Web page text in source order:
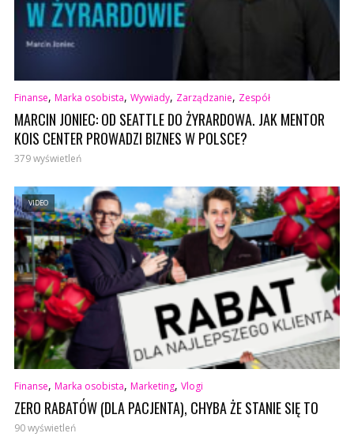
Finanse, Marka osobista, Wywiady, Zarządzanie, Zespół
MARCIN JONIEC: OD SEATTLE DO ŻYRARDOWA. JAK MENTOR
KOIS CENTER PROWADZI BIZNES W POLSCE?
379 wyświetleń
VIDEO
Finanse, Marka osobista, Marketing, Vlogi
ZERO RABATÓW (DLA PACJENTA), CHYBA ŻE STANIE SIĘ TO
90 wyświetleń